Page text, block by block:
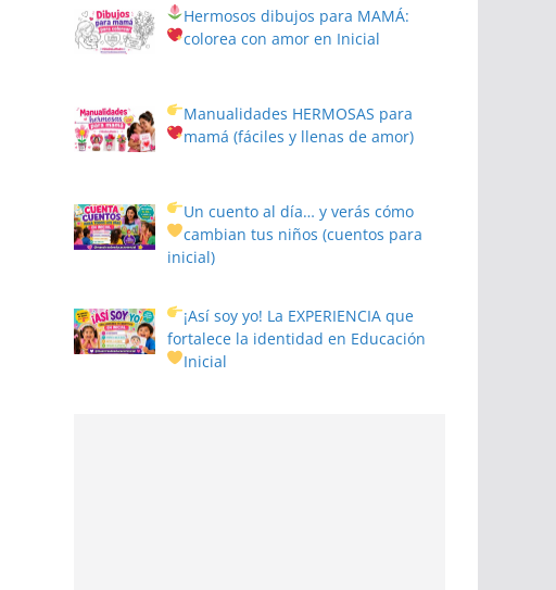
Hermosos dibujos para MAMÁ:
colorea con amor en Inicial
Manualidades HERMOSAS para
mamá (fáciles y llenas de amor)
Un cuento al día… y verás cómo
cambian tus niños(cuentos para
inicial)
¡Así soy yo! La EXPERIENCIA que
fortalece la identidad en Educación
Inicial